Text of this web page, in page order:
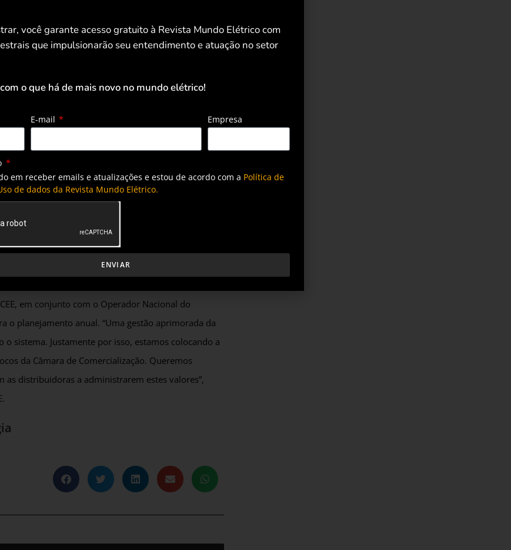
de 105,1%, já bem próxima do teto regulatório. Em
de 47,6GW médios, amparados por uma
das empresas de distribuição só deve voltar a
em conjunto com o Operador Nacional do
o planejamento anual. “Uma gestão aprimorada da
sistema. Justamente por isso, estamos colocando a
da Câmara de Comercialização. Queremos
distribuidoras a administrarem estes valores”,
você garante acesso gratuito à Revista Mundo Elétrico com
que impulsionarão seu entendimento e atuação no setor
o que há de mais novo no mundo elétrico!
E-mail Empresa
em receber emails e atualizações e estou de acordo com a Política de
de dados da Revista Mundo Elétrico.
ENVIAR